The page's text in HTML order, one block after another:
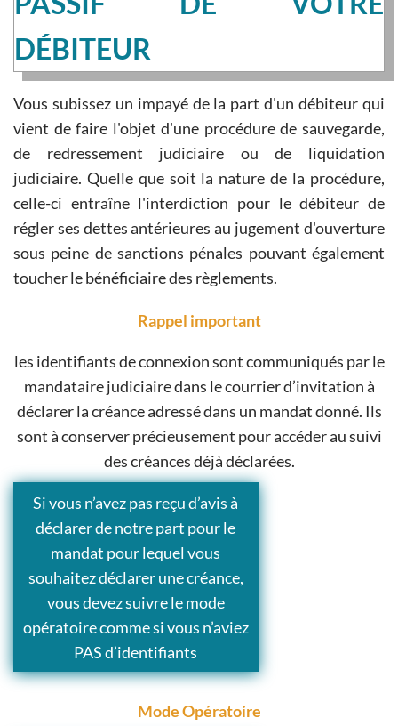
DÉBITEUR
Vous subissez un impayé de la part d'un débiteur qui
vient de faire l'objet d'une procédure de sauvegarde,
de redressement judiciaire ou de liquidation
judiciaire. Quelle que soit la nature de la procédure,
celle-ci entraîne l'interdiction pour le débiteur de
régler ses dettes antérieures au jugement d'ouverture
sous peine de sanctions pénales pouvant également
toucher le bénéficiaire des règlements.
Rappel important
les identifiants de connexion sont communiqués par le
mandataire judiciaire dans le courrier d’invitation à
déclarer la créance adressé dans un mandat donné. Ils
sont à conserver précieusement pour accéder au suivi
des créances déjà déclarées.
Si vous n’avez pas reçu d’avis à
déclarer de notre part pour le
mandat pour lequel vous
souhaitez déclarer une créance,
vous devez suivre le mode
opératoire comme si vous n’aviez
PAS d’identifiants
Mode Opératoire